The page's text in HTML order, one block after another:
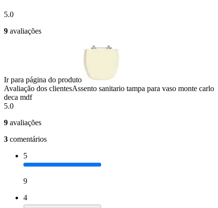
5.0
9 avaliações
Ir para página do produto
Avaliação dos clientesAssento sanitario tampa para vaso monte carlo
deca mdf
5.0
9 avaliações
3 comentários
5
9
4